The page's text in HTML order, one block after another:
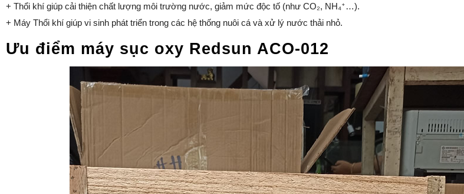
+ Thổi khí giúp cải thiện chất lượng môi trường nước, giảm mức độc tố (như CO₂, NH₄⁺…).
+ Máy Thổi khí giúp vi sinh phát triển trong các hệ thống nuôi cá và xử lý nước thải nhỏ.
Ưu điểm máy sục oxy Redsun ACO-012